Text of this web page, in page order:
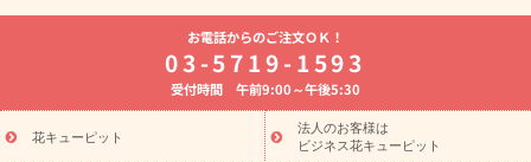
よく贈られる花
お祝いの花特集
誕生日フラワーギフト特集
8月の誕生花(トルコキキョウ)
開店・開業祝い
お供え・お悔やみ お供え・お悔やみの花
通夜・葬儀に贈る花 胡蝶蘭・花鉢
ーブドフラワー
季節のイベント
ひまわり ギフト・プレゼント
特集
お盆 花（新盆・初盆） 季節のイベント
お盆 花（新
お電話からのご注文ＯＫ！
03-5719-1593
受付時間 午前9:00～午後5:30
花キューピット
法人のお客様は
ビジネス花キューピット